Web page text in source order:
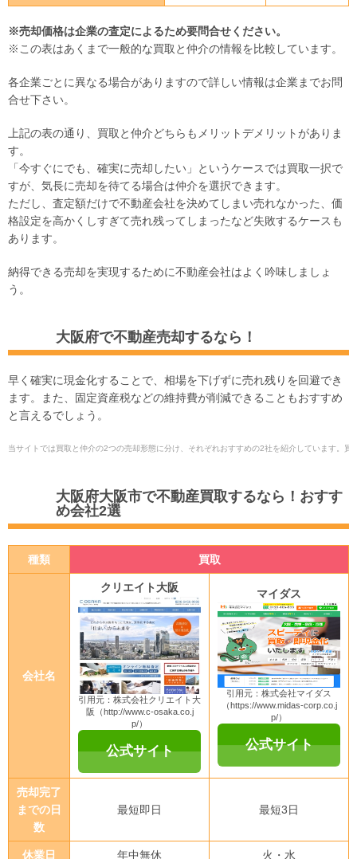
※売却価格は企業の査定によるため要問合せください。
※この表はあくまで一般的な買取と仲介の情報を比較しています。
各企業ごとに異なる場合がありますので詳しい情報は企業までお問
合せ下さい。
上記の表の通り、買取と仲介どちらもメリットデメリットがありま
す。
「今すぐにでも、確実に売却したい」というケースでは買取一択で
すが、気長に売却を待てる場合は仲介を選択できます。
ただし、査定額だけで不動産会社を決めてしまい売れなかった、価
格設定を高かくしすぎて売れ残ってしまったなど失敗するケースも
あります。
納得できる売却を実現するために不動産会社はよく吟味しましょ
う。
大阪府で不動産売却するなら！
早く確実に現金化することで、相場を下げずに売れ残りを回避でき
ます。また、固定資産税などの維持費が削減できることもおすすめ
と言えるでしょう。
当サイトでは買取と仲介の2つの売却形態に分け、それぞれおすすめの2社を紹介しています。 買
大阪府大阪市で不動産買取するなら！おすす
め会社2選
種類 買取
会社名
クリエイト大阪
引用元：株式会社クリエイト大
阪（http://www.c-osaka.co.j
p/）
公式サイト
マイダス
引用元：株式会社マイダス
（https://www.midas-corp.co.j
p/）
公式サイト
売却完了
までの日
数
最短即日 最短3日
休業日 年中無休 火・水